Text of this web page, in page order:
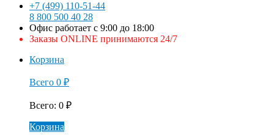
+7 (499) 110-51-44
8 800 500 40 28
Офис работает с 9:00 до 18:00
Заказы ONLINE принимаются 24/7
Корзина
Всего 0 ₽
Всего: 0 ₽
Корзина